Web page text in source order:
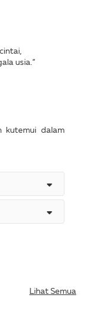
usia.”
kutemui dalam
Lihat Semua